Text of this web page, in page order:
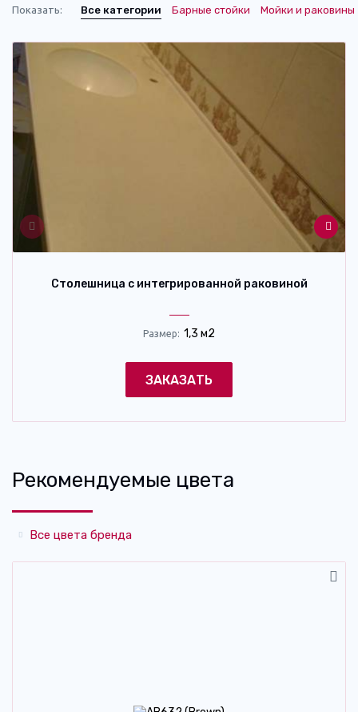
Показать: Все категории Барные стойки Мойки и раковины
Столешница c интегрированной раковиной
Размер: 1,3 м2
ЗАКАЗАТЬ
Рекомендуемые цвета
Все цвета бренда